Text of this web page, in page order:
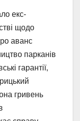
екс-
щодо
аванс
парканів
гарантії,
гривень